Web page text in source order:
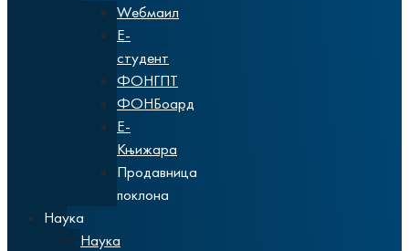
Wебмаил
Е-
студент
ФОНГПТ
ФОНБоард
Е-
Књижара
Продавница
поклона
Наука
Наука